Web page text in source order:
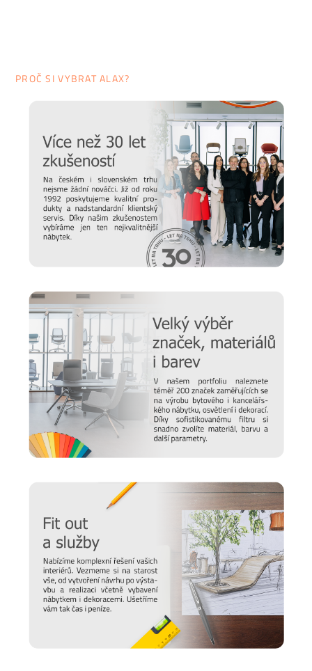
PROČ SI VYBRAT ALAX?